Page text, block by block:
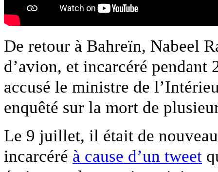
De retour à Bahreïn, Nabeel
d’avion, et incarcéré pendant
accusé le ministre de
enquêté sur la mort de
Le 9 juillet, il était de
incarcéré à cause d’un tweet